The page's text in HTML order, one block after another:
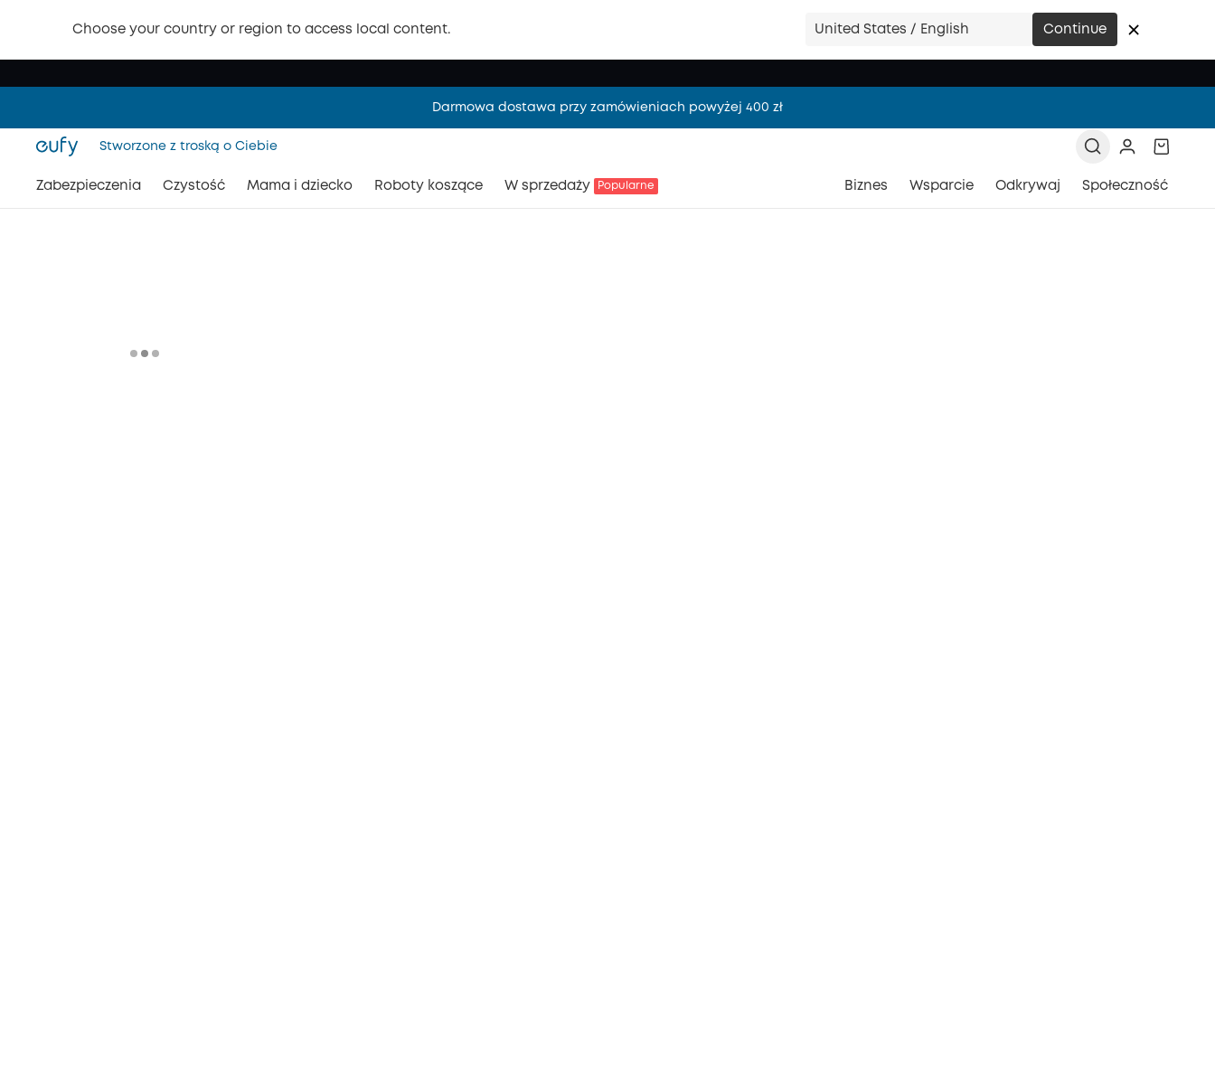
Choose your country or region to access local content. United States / English Continue
Darmowa dostawa przy zamówieniach powyżej 400 zł
Stworzone z troską o Ciebie
Zabezpieczenia Czystość Mama i dziecko Roboty koszące W sprzedaży Popularne Biznes Wsparcie Odkrywaj Społeczność